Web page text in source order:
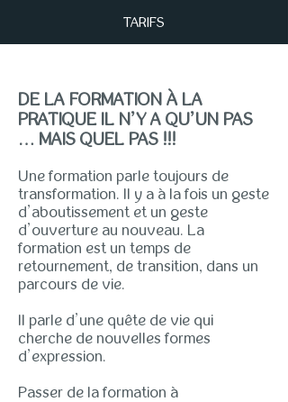
TARIFS
DE LA FORMATION À LA
PRATIQUE IL N’Y A QU’UN PAS
… MAIS QUEL PAS !!!
Une formation parle toujours de
transformation. Il y a à la fois un geste
d’aboutissement et un geste
d’ouverture au nouveau. La
formation est un temps de
retournement, de transition, dans un
parcours de vie.
Il parle d’une quête de vie qui
cherche de nouvelles formes
d’expression.
Passer de la formation à